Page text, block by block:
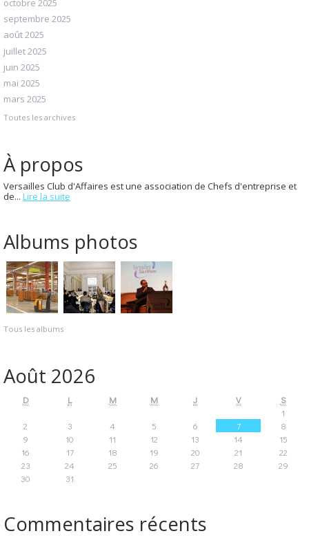
octobre 2025
septembre 2025
août 2025
juillet 2025
juin 2025
mai 2025
mars 2025
Toutes les archives
À propos
Versailles Club d'Affaires est une association de Chefs d'entreprise et
de... Lire la suite
Albums photos
Tous les albums
Août 2026
D L M M J V
S
1
2
3 4 5 6 7
8
9
10 11 12 13 14
15
16
17 18 19 20 21
22
23
24 25 26 27 28
29
30
31
Commentaires récents